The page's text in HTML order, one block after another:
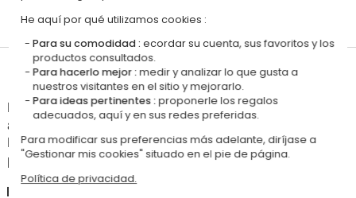
en Francia
Tiempos de entrega y gastos de envío
La estimación de la fecha de recepción y de los gastos de envío de este
articulo están indicados a continuación.
Las fechas estimadas a continuación se aplican para un pedido con
pago en tarjeta bancaria o PayPal.
España
He aquí por qué utilizamos cookies :
Para su comodidad : ecordar su cuenta, sus favoritos y los
productos consultados.
Para hacerlo mejor :medir y analizar lo que gusta a
nuestros visitantes en el sitio y mejorarlo.
Para ideas pertinentes :proponerle los regalos
adecuados, aquí y en sus redes preferidas.
Para modificar sus preferencias más adelante, diríjase a
"Gestionar mis cookies" situado en el pie de página.
Política de privacidad.